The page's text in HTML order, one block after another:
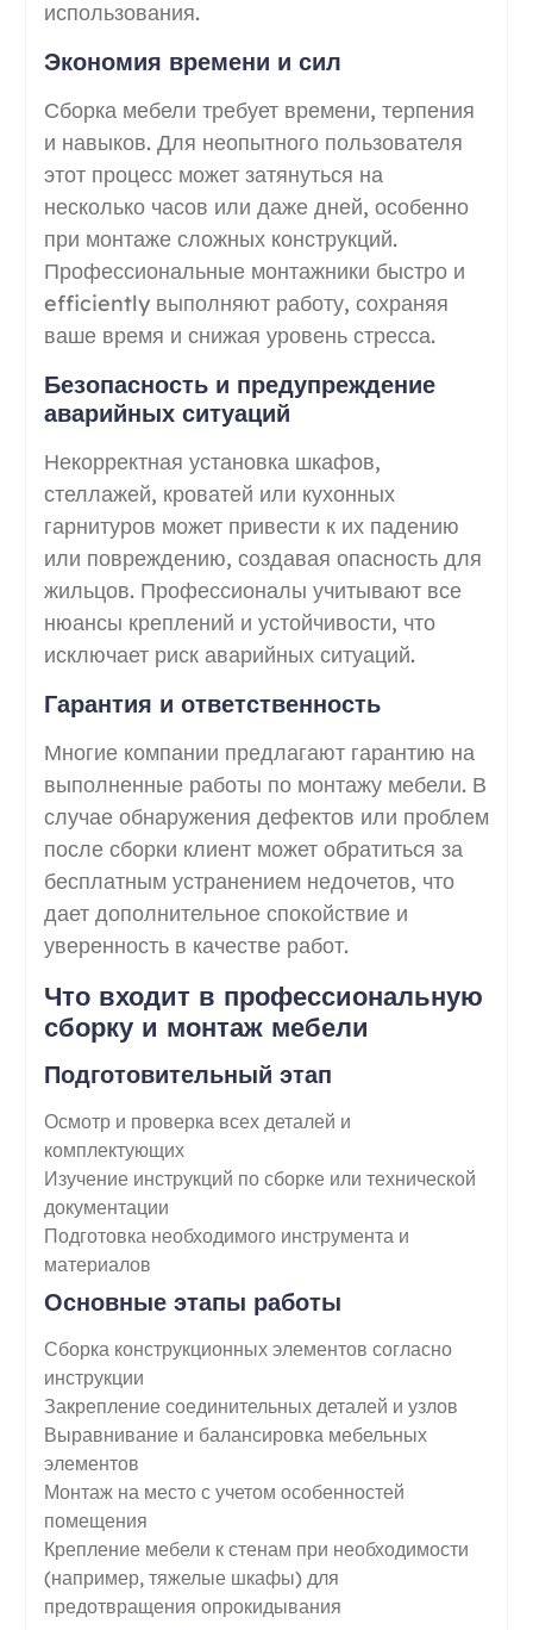
использования.
Экономия времени и сил
Сборка мебели требует времени, терпения
и навыков. Для неопытного пользователя
этот процесс может затянуться на
несколько часов или даже дней, особенно
при монтаже сложных конструкций.
Профессиональные монтажники быстро и
efficiently выполняют работу, сохраняя
ваше время и снижая уровень стресса.
Безопасность и предупреждение
аварийных ситуаций
Некорректная установка шкафов,
стеллажей, кроватей или кухонных
гарнитуров может привести к их падению
или повреждению, создавая опасность для
жильцов. Профессионалы учитывают все
нюансы креплений и устойчивости, что
исключает риск аварийных ситуаций.
Гарантия и ответственность
Многие компании предлагают гарантию на
выполненные работы по монтажу мебели. В
случае обнаружения дефектов или проблем
после сборки клиент может обратиться за
бесплатным устранением недочетов, что
дает дополнительное спокойствие и
уверенность в качестве работ.
Что входит в профессиональную
сборку и монтаж мебели
Подготовительный этап
Осмотр и проверка всех деталей и
комплектующих
Изучение инструкций по сборке или технической
документации
Подготовка необходимого инструмента и
материалов
Основные этапы работы
Сборка конструкционных элементов согласно
инструкции
Закрепление соединительных деталей и узлов
Выравнивание и балансировка мебельных
элементов
Монтаж на место с учетом особенностей
помещения
Крепление мебели к стенам при необходимости
(например, тяжелые шкафы) для
предотвращения опрокидывания